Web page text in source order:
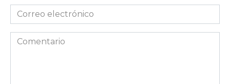
Correo
electrónico
*Comentario